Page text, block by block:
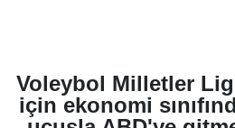
Voleybol Milletler
için ekonomi